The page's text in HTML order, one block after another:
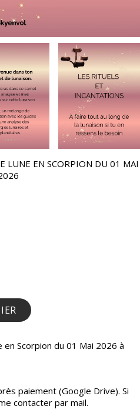
LUNE EN SCORPION DU 01 MAI
en Scorpion du 01 Mai 2026 à
paiement (Google Drive). Si
contacter par mail.